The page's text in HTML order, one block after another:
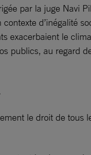
par la juge Navi
d’inégalité
exacerbaient le
publics, au regard
le droit de tous